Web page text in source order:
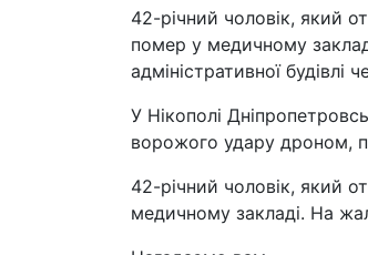
42-річний чоловік, який
помер у медичному
адміністративної будівлі
У Нікополі
ворожого удару дроном,
42-річний чоловік, який
медичному закладі. На